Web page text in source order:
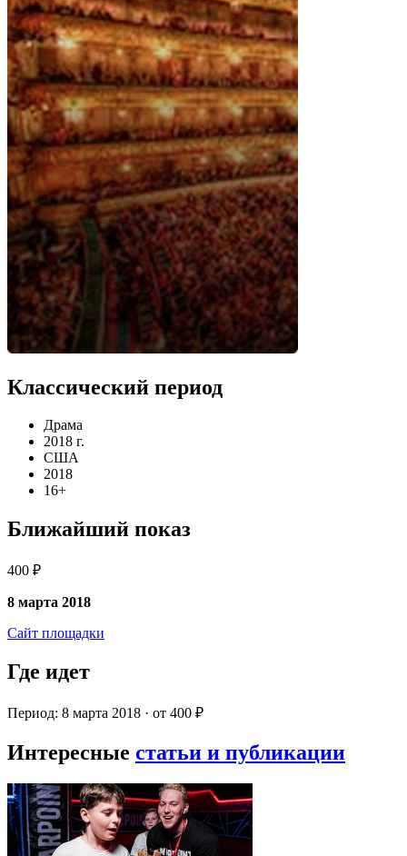
Классический период
Драма
2018 г.
США
2018
16+
Ближайший показ
400 ₽
8 марта 2018
Сайт площадки
Где идет
Период: 8 марта 2018 · от 400 ₽
Интересные статьи и публикации